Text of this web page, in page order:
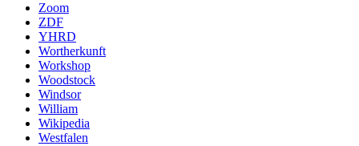
Zoom
ZDF
YHRD
Wortherkunft
Workshop
Woodstock
Windsor
William
Wikipedia
Westfalen